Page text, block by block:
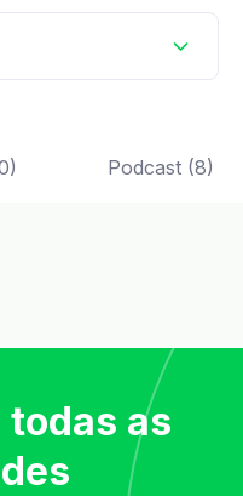
Podcast (8)
as